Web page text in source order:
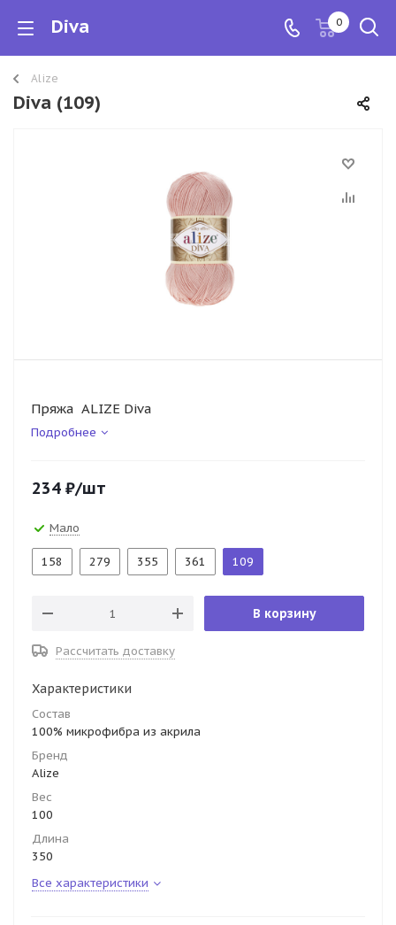
Diva 0
Alize
Diva (109)
Пряжа ALIZE Diva
Подробнее
234 ₽/шт
Мало
158 279 355 361 109
В корзину
Рассчитать доставку
Характеристики
Состав
100% микрофибра из акрила
Бренд
Alize
Вес
100
Длина
350
Все характеристики